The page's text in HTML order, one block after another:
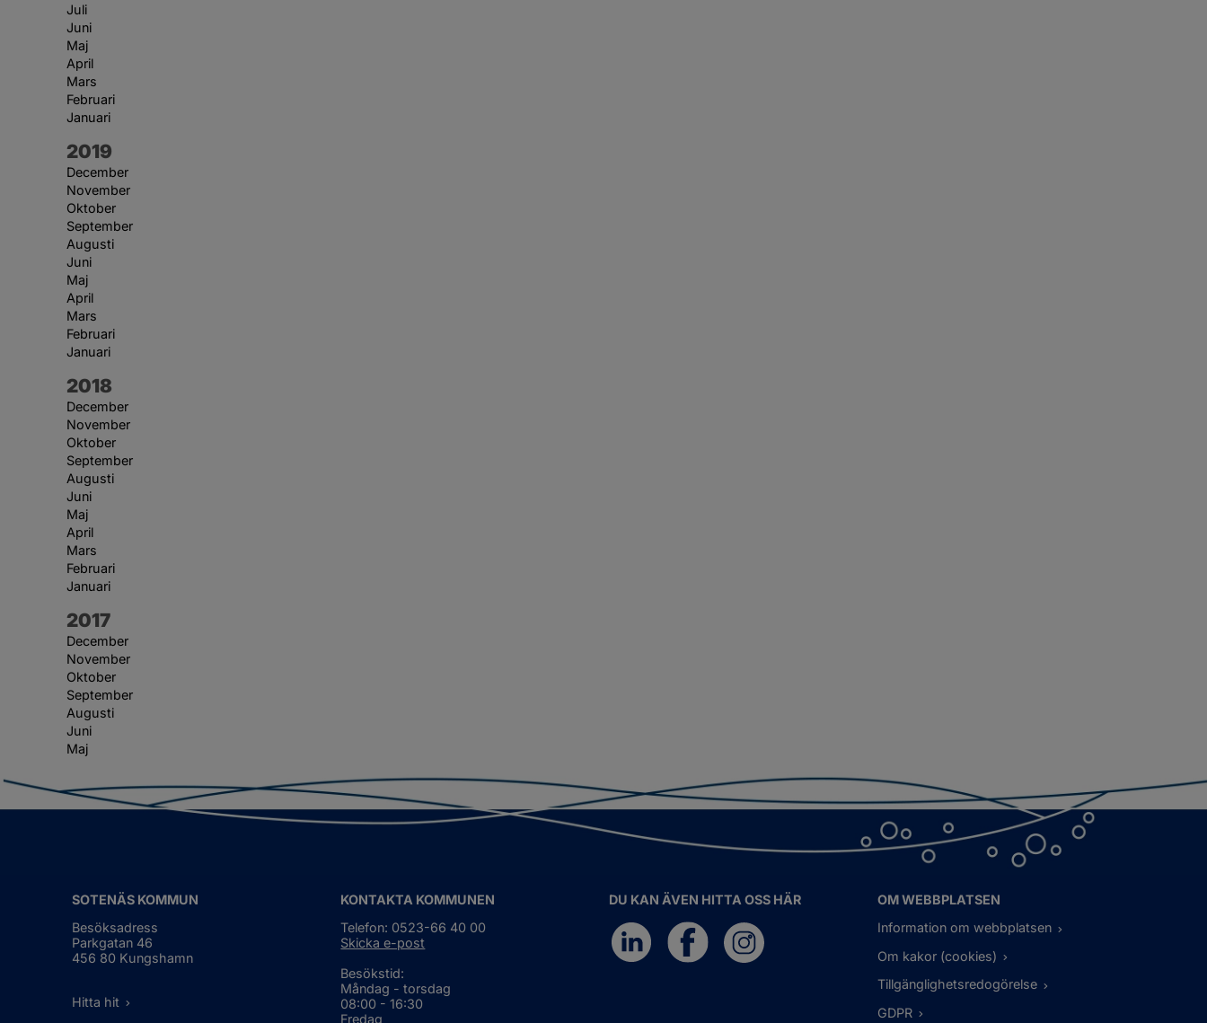
Juli
Juni
Maj
April
Mars
Februari
Januari
År:
2019
December
November
Oktober
September
Augusti
Juni
Maj
April
Mars
Februari
Januari
År:
2018
December
November
Oktober
September
Augusti
Juni
Maj
April
Mars
Februari
Januari
År:
2017
December
November
Oktober
September
Augusti
Juni
Maj
SOTENÄS KOMMUN
Besöksadress
Parkgatan 46
456 80 Kungshamn
Hitta hit
KONTAKTA KOMMUNEN
Telefon: 0523-66 40 00
Skicka e-post
Besökstid:
Måndag - torsdag
08:00 - 16:30
Fredag
DU KAN ÄVEN HITTA OSS HÄR
OM WEBBPLATSEN
Information om webbplatsen
Om kakor (cookies)
Tillgänglighetsredogörelse
GDPR